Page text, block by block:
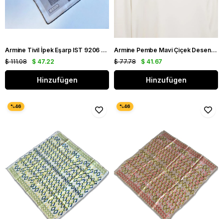
Armine Tivil İpek Eşarp IST 9206 - 05 Gri Karışık Desen
$ 47.22
$ 111.08
Hinzufügen
Armine Pembe Mavi Çiçek Desen Tivil İpek Eşarp 9106 - 39
$ 41.67
$ 77.78
Hinzufügen